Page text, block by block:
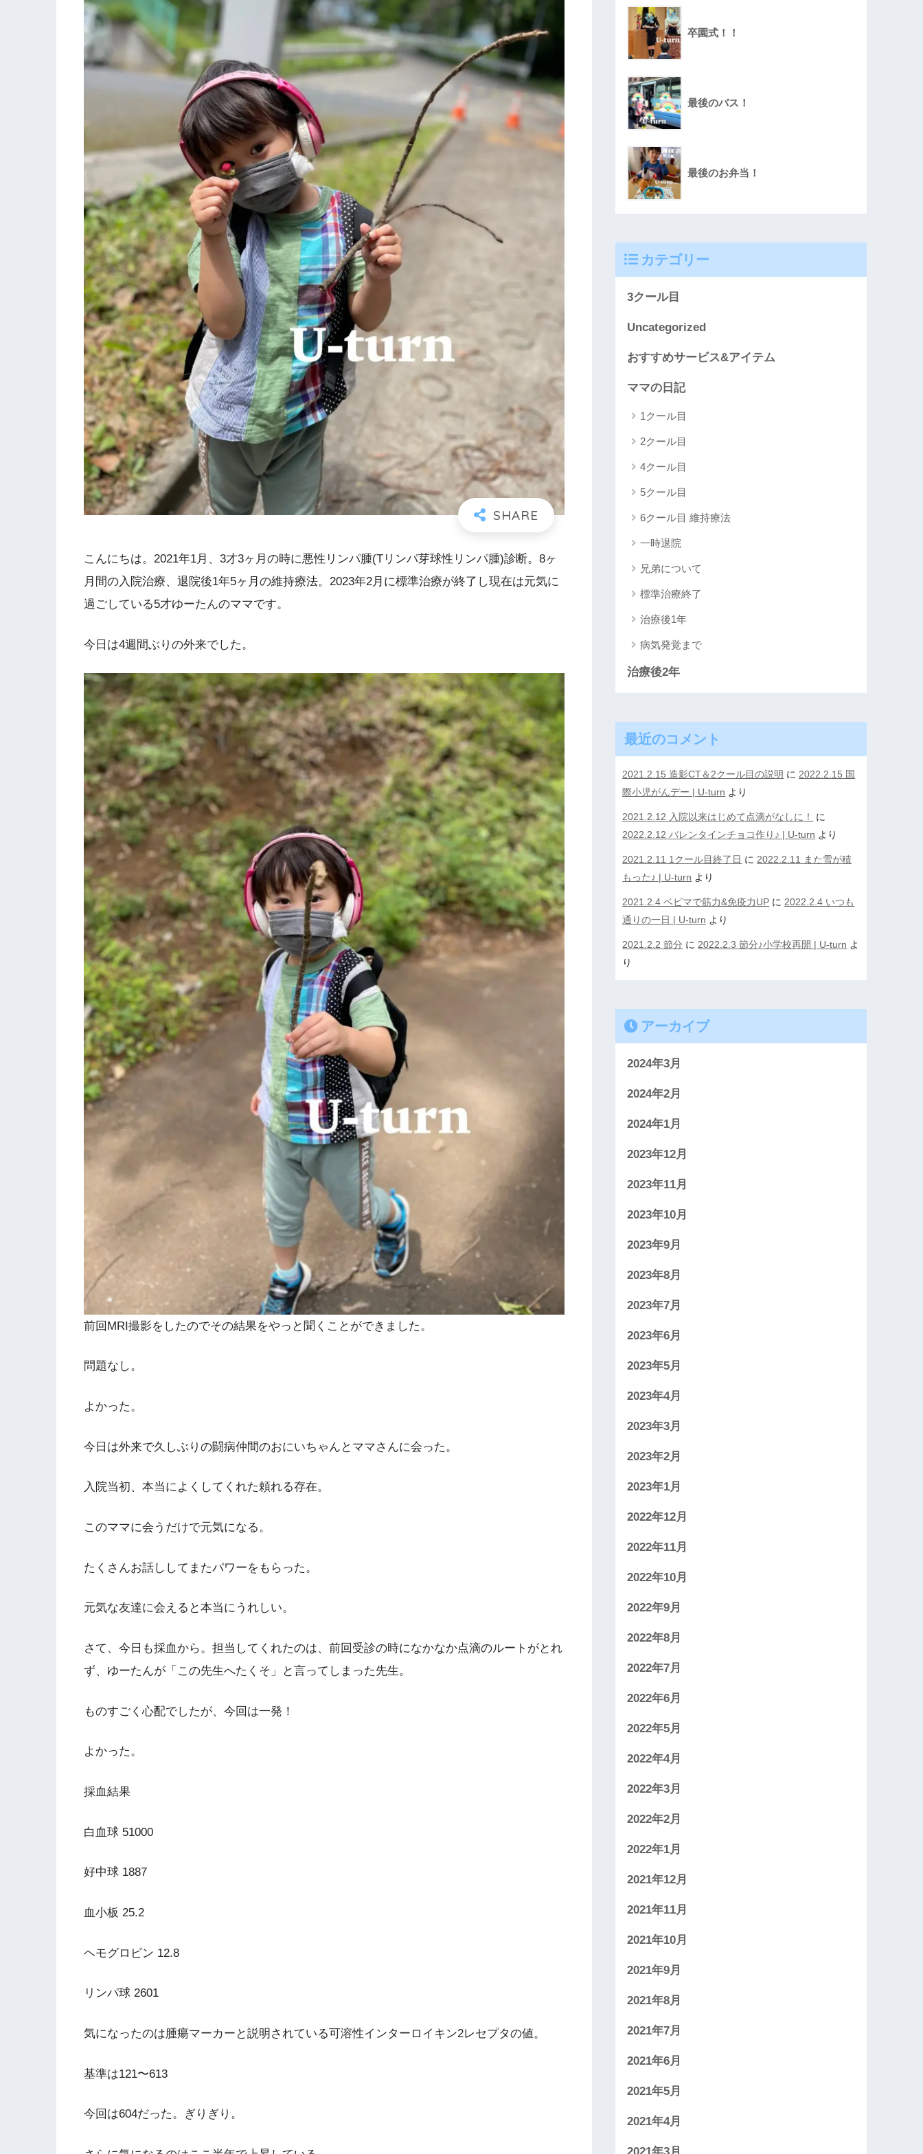
こんにちは。2021年1月、3才3ヶ月の時に悪性リンパ腫(Tリンパ芽球性リンパ腫)診断。8ヶ
月間の入院治療、退院後1年5ヶ月の維持療法。2023年2月に標準治療が終了し現在は元気に
過ごしている5才ゆーたんのママです。
今日は4週間ぶりの外来でした。
前回MRI撮影をしたのでその結果をやっと聞くことができました。
問題なし。
よかった。
今日は外来で久しぶりの闘病仲間のおにいちゃんとママさんに会った。
入院当初、本当によくしてくれた頼れる存在。
このママに会うだけで元気になる。
たくさんお話ししてまたパワーをもらった。
元気な友達に会えると本当にうれしい。
さて、今日も採血から。担当してくれたのは、前回受診の時になかなか点滴のルートがとれ
ず、ゆーたんが「この先生へたくそ」と言ってしまった先生。
ものすごく心配でしたが、今回は一発！
よかった。
採血結果
白血球 51000
好中球 1887
血小板 25.2
ヘモグロビン 12.8
リンパ球 2601
気になったのは腫瘍マーカーと説明されている可溶性インターロイキン2レセプタの値。
基準は121〜613
今回は604だった。ぎりぎり。
卒園式！！
最後のバス！
最後のお弁当！
カテゴリー
3クール目
Uncategorized
おすすめサービス&アイテム
ママの日記
1クール目
2クール目
4クール目
5クール目
6クール目 維持療法
一時退院
兄弟について
標準治療終了
治療後1年
病気発覚まで
治療後2年
最近のコメント
2021.2.15 造影CT＆2クール目の説明 に 2022.2.15 国
際小児がんデー | U-turn より
2021.2.12 入院以来はじめて点滴がなしに！
に
2022.2.12 バレンタインチョコ作り♪ | U-turn より
2021.2.11 1クール目終了日 に 2022.2.11 また雪が積
もった♪ | U-turn より
2021.2.4 ベビマで筋力&免疫力UP に 2022.2.4 いつも
通りの一日 | U-turn より
2021.2.2 節分 に 2022.2.3 節分♪小学校再開 | U-turn よ
り
アーカイブ
2024年3月
2024年2月
2024年1月
2023年12月
2023年11月
2023年10月
2023年9月
2023年8月
2023年7月
2023年6月
2023年5月
2023年4月
2023年3月
2023年2月
2023年1月
2022年12月
2022年11月
2022年10月
2022年9月
2022年8月
2022年7月
2022年6月
2022年5月
2022年4月
2022年3月
2022年2月
2022年1月
2021年12月
2021年11月
2021年10月
2021年9月
2021年8月
2021年7月
2021年6月
2021年5月
2021年4月